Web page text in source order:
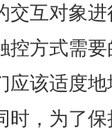
交互对象
控方式需
应该适度
时，为了